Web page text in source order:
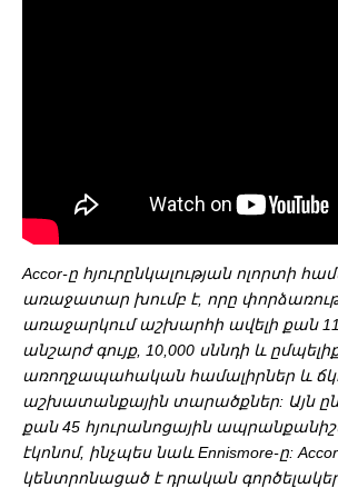
Accor-ը հյուրընկալության ոլորտի
առաջատար խումբ է, որը
առաջարկում աշխարհի ավելի քան 110
անշարժ գույք, 10,000 սննդի և
առողջապահական համալիրներ և
աշխատանքային տարածքներ: Այն
քան 45 հյուրանոցային
էկոնոմ, ինչպես նաև Ennismore-ը:
կենտրոնացած է դրական